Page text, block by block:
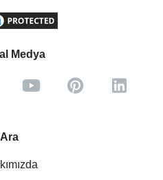
Medya
Ara